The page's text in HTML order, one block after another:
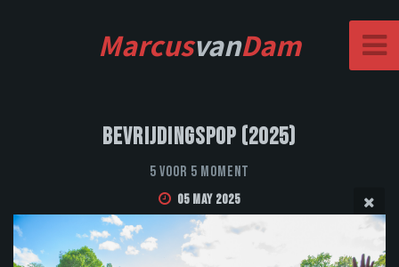
MarcusvanDam
Bevrijdingspop (2025)
5 voor 5 moment
05 May 2025